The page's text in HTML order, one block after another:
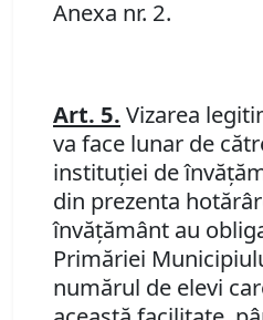
Anexa nr. 2.
Art. 5. Vizarea
va face lunar de
instituţiei de
din prezenta
învăţământ au
Primăriei
numărul de elevi